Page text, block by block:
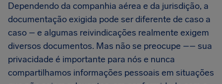
Dependendo da companhia aérea e da jurisdição, a
documentação exigida pode ser diferente de caso a
caso – e algumas reivindicações realmente exigem
diversos documentos. Mas não se preocupe –– sua
privacidade é importante para nós e nunca
compartilhamos informações pessoais em situações